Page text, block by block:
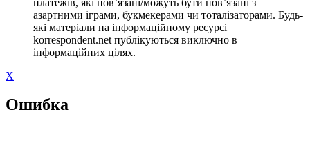
азартними іграми, букмекерами чи тоталізаторами. Будь-
які матеріали на інформаційному ресурсі
korrespondent.net публікуються виключно в
інформаційних цілях.
X
Ошибка